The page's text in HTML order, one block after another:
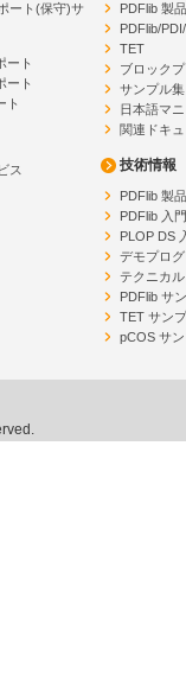
ート(保守)サ
ート
ート
ト
ス
PDFlib 製
PDFlib/
TET
ブロック
サンプル集
日本語マ
関連ドキ
技術情報
PDFlib 製
PDFlib 入門
PLOP DS
デモプロ
テクニカ
PDFlib サ
TET サン
pCOS サ